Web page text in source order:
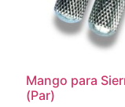
Mango para
(Par)